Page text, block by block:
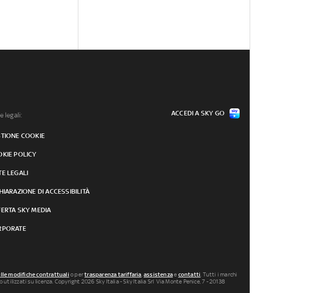
legali:
COOKIE
POLICY
LEGALI
DI ACCESSIBILITÀ
SKY MEDIA
ACCEDI A SKY GO
modifiche contrattuali o pertrasparenza tariffaria,assistenzae contatti. Tutti i marchi
su licenza. Copyright 2026 Sky Italia - Sky Italia Srl Via Monte Penice, 7 - 20138